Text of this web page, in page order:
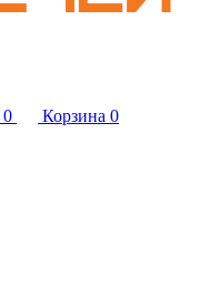
0 Корзина 0